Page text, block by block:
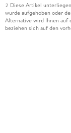
2 Diese Artikel
wurde aufgehoben oder
Alternative wird Ihnen auf
beziehen sich auf den